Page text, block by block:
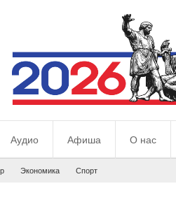
Аудио Афиша О нас
Экономика Спорт